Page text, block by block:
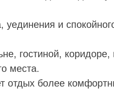
уединения и
гостиной, коридоре,
места.
отдых более